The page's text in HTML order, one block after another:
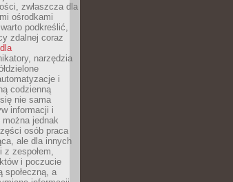
zwłaszcza dla
ośrodkami
podkreślić,
zdalnej coraz
narzędzia
i
codzienną
nie sama
informacji i
jednak
osób praca
ale dla innych
z zespołem,
i poczucie
społeczną, a